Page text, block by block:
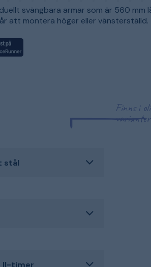
svängbara armar som är 560 mm
att montera höger eller vänsterställd.
Finns i
varianter
stål
II-timer